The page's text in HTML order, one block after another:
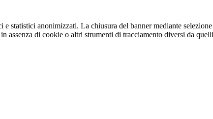
e statistici anonimizzati. La chiusura del banner mediante
assenza di cookie o altri strumenti di tracciamento diversi da